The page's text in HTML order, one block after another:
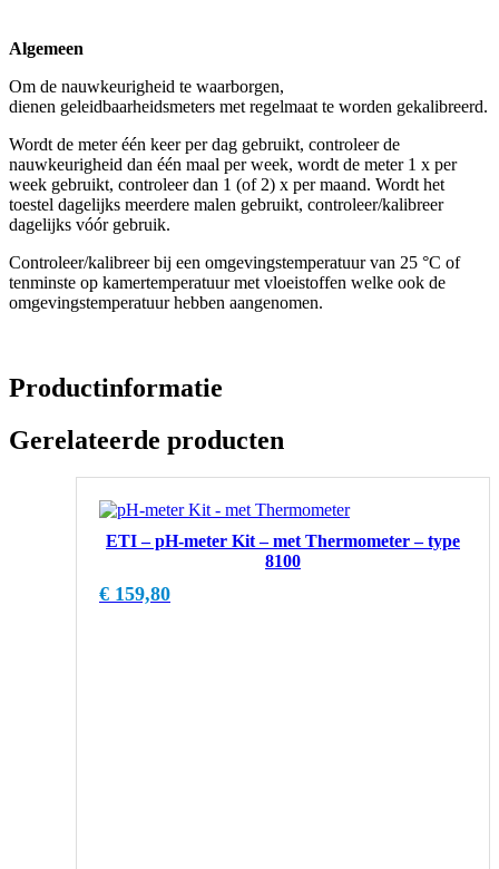
Algemeen
Om de nauwkeurigheid te waarborgen,
dienen geleidbaarheidsmeters met regelmaat te worden gekalibreerd.
Wordt de meter één keer per dag gebruikt, controleer de
nauwkeurigheid dan één maal per week, wordt de meter 1 x per
week gebruikt, controleer dan 1 (of 2) x per maand. Wordt het
toestel dagelijks meerdere malen gebruikt, controleer/kalibreer
dagelijks vóór gebruik.
Controleer/kalibreer bij een omgevingstemperatuur van 25 °C of
tenminste op kamertemperatuur met vloeistoffen welke ook de
omgevingstemperatuur hebben aangenomen.
Productinformatie
Gerelateerde producten
ETI – pH-meter Kit – met Thermometer – type
8100
€ 159,80